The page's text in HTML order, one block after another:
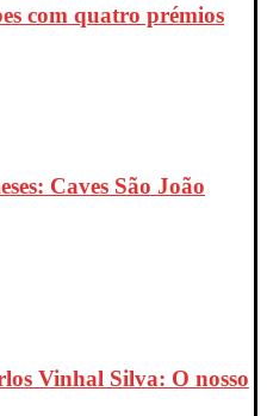
com quatro prémios
Caves São João
Vinhal Silva: O nosso